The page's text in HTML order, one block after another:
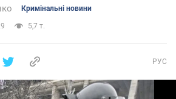
Кримінальні новини
5,7 т.
РУС